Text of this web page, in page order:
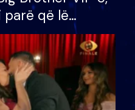
parë që lë
mundësinë për